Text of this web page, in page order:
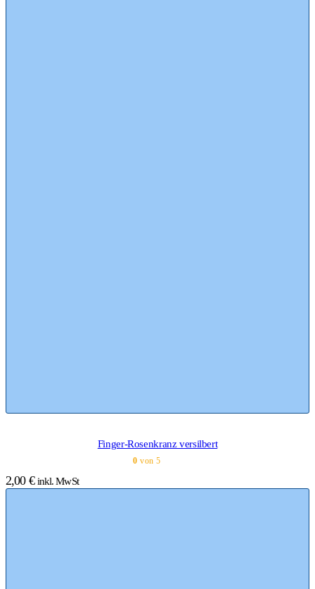
Finger-Rosenkranz versilbert
0 von 5
2,00 € inkl. MwSt